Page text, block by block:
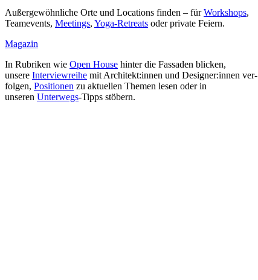
Außer­ge­wöhn­liche Orte und Loca­tions finden – fürWork­shops,
Team­e­vents, Mee­tings, Yoga-Retreats oder private Feiern.
Magazin
In Rubriken wie Open House hinter die Fas­saden blicken,
unsere Inter­view­reihe mit Architekt:innen und Designer:innen ver­
folgen, Posi­tionen zu aktu­ellen Themen lesen oder in
unseren Unterwegs-Tipps stöbern.